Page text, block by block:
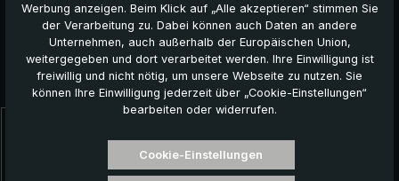
Produktgalerie überspringen
Das könnte Ihnen auch gefallen:
Werbung anzeigen. Beim Klick auf „Alle akzeptieren“ stimmen Sie
der Verarbeitung zu. Dabei können auch Daten an andere
Unternehmen, auch außerhalb der Europäischen Union,
weitergegeben und dort verarbeitet werden. Ihre Einwilligung ist
freiwillig und nicht nötig, um unsere Webseite zu nutzen. Sie
können Ihre Einwilligung jederzeit über „Cookie-Einstellungen“
bearbeiten oder widerrufen.
Cookie-Einstellungen